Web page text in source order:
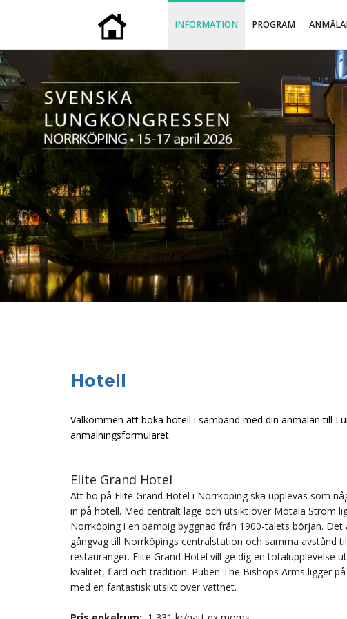
INFORMATION PROGRAM
Hotell
Välkommen att boka hotell i samband med din anmälan till
anmälningsformuläret.
Elite Grand Hotel
Att bo på Elite Grand Hotel i Norrköping ska upplevas som
in på hotell. Med centralt läge och utsikt över Motala Ström
Norrköping i en pampig byggnad från 1900-talets början.
gångväg till Norrköpings centralstation och samma avstånd
restauranger. Elite Grand Hotel vill ge dig en totalupplevelse
kvalitet, flärd och tradition. Puben The Bishops Arms ligger
med en fantastisk utsikt över vattnet.